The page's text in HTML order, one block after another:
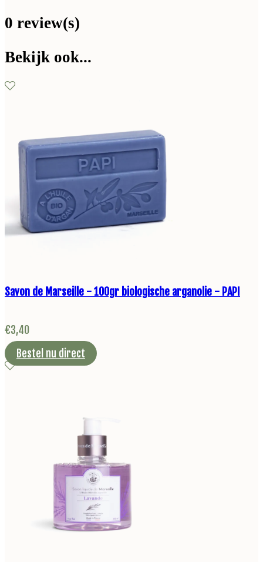
0 review(s)
Bekijk ook...
Savon de Marseille - 100gr biologische arganolie - PAPI
€3,40
Bestel nu direct